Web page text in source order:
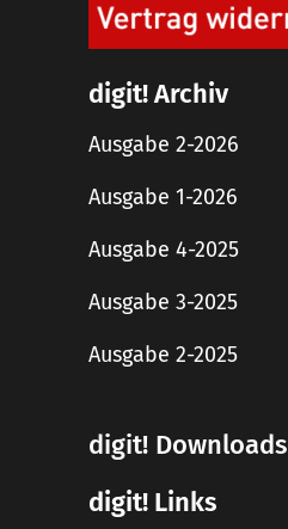
digit! Archiv
Ausgabe 2-2026
Ausgabe 1-2026
Ausgabe 4-2025
Ausgabe 3-2025
Ausgabe 2-2025
digit! Downloads
digit! Links